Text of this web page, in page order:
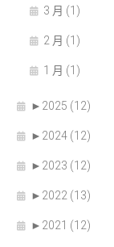
3 月 (1)
2 月 (1)
1 月 (1)
► 2025 (12)
► 2024 (12)
► 2023 (12)
► 2022 (13)
► 2021 (12)